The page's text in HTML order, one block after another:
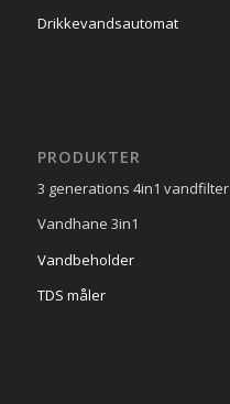
Drikkevandsautomat
PRODUKTER
3 generations 4in1 vandfilter
Vandhane 3in1
Vandbeholder
TDS måler